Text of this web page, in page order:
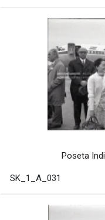
Poseta
SK_1_A_031